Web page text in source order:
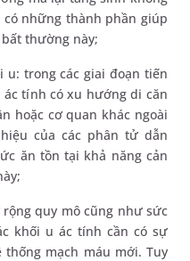
những thành phần giúp
thường này;
u: trong các giai đoạn tiến
tính có xu hướng di căn
hoặc cơ quan khác ngoài
của các phân tử dẫn
ăn tồn tại khả năng cản
quy mô cũng như sức
khối u ác tính cần có sự
thống mạch máu mới. Tuy